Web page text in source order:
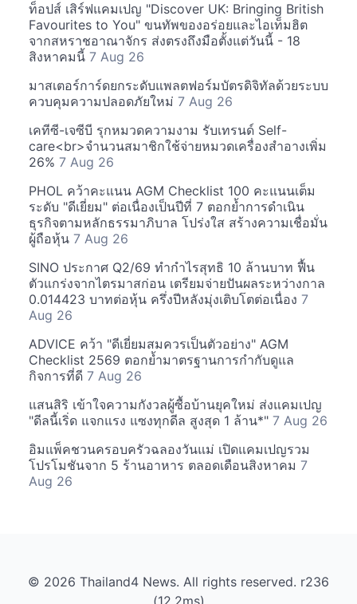
ท็อปส์ เสิร์ฟแคมเปญ "Discover UK: Bringing British
Favourites to You" ขนทัพของอร่อยและไอเท็มฮิต
จากสหราชอาณาจักร ส่งตรงถึงมือตั้งแต่วันนี้ - 18
สิงหาคมนี้ 7 Aug 26
มาสเตอร์การ์ดยกระดับแพลตฟอร์มบัตรดิจิทัลด้วยระบบ
ควบคุมความปลอดภัยใหม่ 7 Aug 26
เคทีซี-เจซีบี รุกหมวดความงาม รับเทรนด์ Self-
care<br>จำนวนสมาชิกใช้จ่ายหมวดเครื่องสำอางเพิ่ม
26% 7 Aug 26
PHOL คว้าคะแนน AGM Checklist 100 คะแนนเต็ม
ระดับ "ดีเยี่ยม" ต่อเนื่องเป็นปีที่ 7 ตอกย้ำการดำเนิน
ธุรกิจตามหลักธรรมาภิบาล โปร่งใส สร้างความเชื่อมั่น
ผู้ถือหุ้น 7 Aug 26
SINO ประกาศ Q2/69 ทำกำไรสุทธิ 10 ล้านบาท ฟื้น
ตัวแกร่งจากไตรมาสก่อน เตรียมจ่ายปันผลระหว่างกาล
0.014423 บาทต่อหุ้น ครึ่งปีหลังมุ่งเติบโตต่อเนื่อง 7
Aug 26
ADVICE คว้า "ดีเยี่ยมสมควรเป็นตัวอย่าง" AGM
Checklist 2569 ตอกย้ำมาตรฐานการกำกับดูแล
กิจการที่ดี 7 Aug 26
แสนสิริ เข้าใจความกังวลผู้ซื้อบ้านยุคใหม่ ส่งแคมเปญ
"ดีลนี้เริ่ด แจกแรง แซงทุกดีล สูงสุด 1 ล้าน*" 7 Aug 26
อิมแพ็คชวนครอบครัวฉลองวันแม่ เปิดแคมเปญรวม
โปรโมชันจาก 5 ร้านอาหาร ตลอดเดือนสิงหาคม 7
Aug 26
© 2026 Thailand4 News. All rights reserved. r236
(12.2ms)